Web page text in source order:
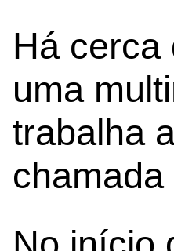
Há cerca
uma
trabalha
chamada